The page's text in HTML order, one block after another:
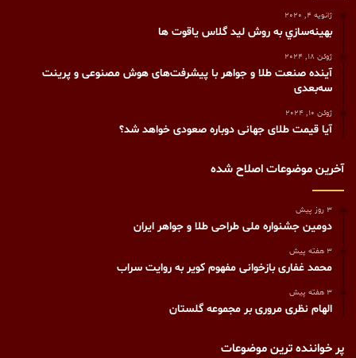
ژانویه 4, 2020
بهينه‌سازي به روش ليد گلاس ياقوت ها
ژوئن 18, 2024
آینده صنعت طلا و جواهر با پیشرفت‌های هوش مصنوعی و پرینت
سه‌بعدی
ژوئن 10, 2024
آیا قیمت طلای جهانی دوباره صعودی خواهد شد؟
آخرین موضوعات اصلاح شده
3 روز پیش
دومین جشنواره ملی طراحی طلا و جواهر ایران
3 هفته پیش
محمد غفاری بازخوانی مفهوم کویر به روایت سراب
3 هفته پیش
الهام نظری مروری بر مجموعه گلستان
پر خواننده ترین موضوعات